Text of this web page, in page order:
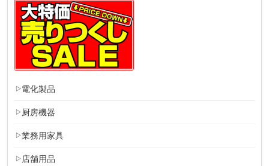
電化製品
厨房機器
業務用家具
店舗用品